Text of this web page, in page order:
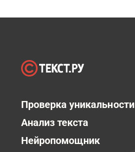
Проверка уникальности
Анализ текста
Нейропомощник